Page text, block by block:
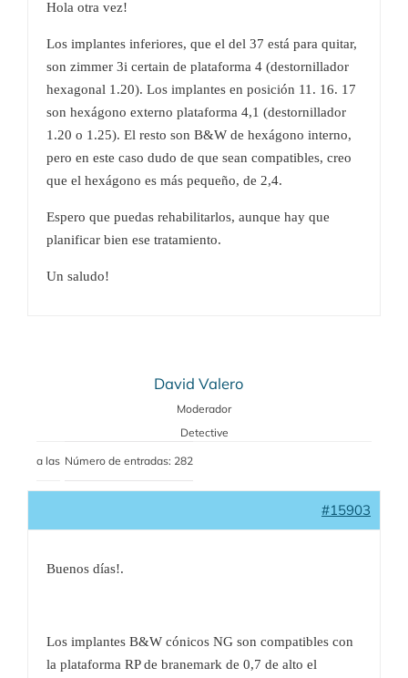
Hola otra vez!
Los implantes inferiores, que el del 37 está para quitar,
son zimmer 3i certain de plataforma 4 (destornillador
hexagonal 1.20). Los implantes en posición 11. 16. 17
son hexágono externo plataforma 4,1 (destornillador
1.20 o 1.25). El resto son B&W de hexágono interno,
pero en este caso dudo de que sean compatibles, creo
que el hexágono es más pequeño, de 2,4.
Espero que puedas rehabilitarlos, aunque hay que
planificar bien ese tratamiento.
Un saludo!
David Valero
Moderador
Detective
a las Número de entradas: 282
#15903
Buenos días!.
Los implantes B&W cónicos NG son compatibles con
la plataforma RP de branemark de 0,7 de alto el